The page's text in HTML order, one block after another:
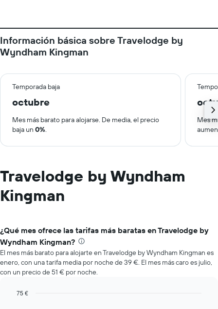
Información básica sobre Travelodge by
Wyndham Kingman
Temporada baja
octubre
Mes más barato para alojarse. De media, el precio
baja un 0%.
Mes
Travelodge by Wyndham
Kingman
¿Qué mes ofrece las tarifas más baratas en Travelodge by
Wyndham Kingman?
El mes más barato para alojarte en Travelodge by Wyndham Kingman es
enero, con una tarifa media por noche de 39 €. El mes más caro es julio,
con un precio de 51 € por noche.
75 €